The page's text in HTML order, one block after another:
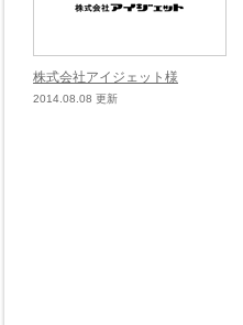
株式会社アイジェット様
2014.08.08 更新